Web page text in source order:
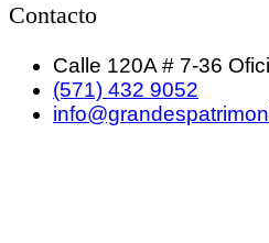
Contacto
Calle 120A # 7-36
(571) 432 9052